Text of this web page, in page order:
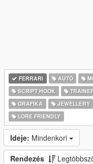
FERRARI AUTÓ
SCRIPT HOOK
GRAFIKA
JEWELLERY
LORE FRIENDLY
Ideje: Mindenkori
Rendezés